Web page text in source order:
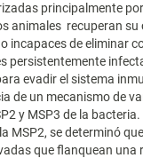
principalmente
animales recuperan su
incapaces de eliminar
persistentemente
evadir el sistema
de un mecanismo de
y MSP3 de la bacteria.
MSP2, se determinó
que flanquean una